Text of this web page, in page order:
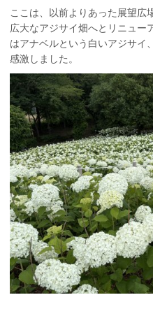
ここは、以前よりあった展望広
広大なアジサイ畑へとリニュー
はアナベルという白いアジサイ
感激しました。